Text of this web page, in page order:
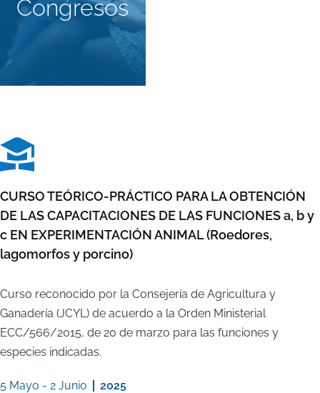
Congresos
CURSO TEÓRICO-PRÁCTICO PARA LA OBTENCIÓN
DE LAS CAPACITACIONES DE LAS FUNCIONES a, b y
c EN EXPERIMENTACIÓN ANIMAL (Roedores,
lagomorfos y porcino)
Curso reconocido por la Consejería de Agricultura y
Ganadería (JCYL) de acuerdo a la Orden Ministerial
ECC/566/2015, de 20 de marzo para las funciones y
especies indicadas.
5 Mayo - 2 Junio
2025